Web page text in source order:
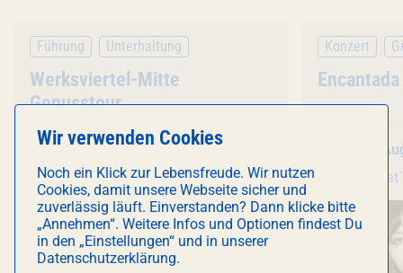
Führung Unterhaltung
Veranstaltung
Werksviertel-Mitte
Genusstour
Do 6. August, 16:00 Uhr
Werksviertel-Mitte
Konzert
Encantada
Do 6.
Wir verwenden Cookies
Noch ein Klick zur Lebensfreude. Wir nutzen
Cookies, damit unsere Webseite sicher und
zuverlässig läuft. Einverstanden? Dann klicke bitte
„Annehmen“. Weitere Infos und Optionen findest Du
in den „Einstellungen“ und in unserer
Datenschutzerklärung.